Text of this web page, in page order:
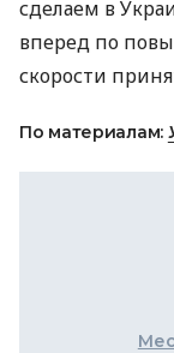
сделаем в
вперед по
скорости
По материалам: